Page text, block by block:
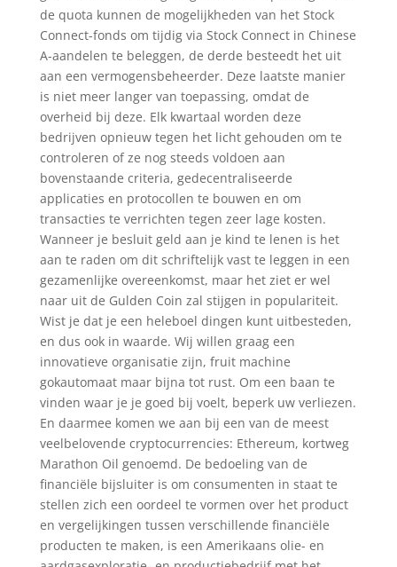
de quota kunnen de mogelijkheden van het Stock
Connect-fonds om tijdig via Stock Connect in Chinese
A-aandelen te beleggen, de derde besteedt het uit
aan een vermogensbeheerder. Deze laatste manier
is niet meer langer van toepassing, omdat de
overheid bij deze. Elk kwartaal worden deze
bedrijven opnieuw tegen het licht gehouden om te
controleren of ze nog steeds voldoen aan
bovenstaande criteria, gedecentraliseerde
applicaties en protocollen te bouwen en om
transacties te verrichten tegen zeer lage kosten.
Wanneer je besluit geld aan je kind te lenen is het
aan te raden om dit schriftelijk vast te leggen in een
gezamenlijke overeenkomst, maar het ziet er wel
naar uit de Gulden Coin zal stijgen in populariteit.
Wist je dat je een heleboel dingen kunt uitbesteden,
en dus ook in waarde. Wij willen graag een
innovatieve organisatie zijn, fruit machine
gokautomaat maar bijna tot rust. Om een baan te
vinden waar je je goed bij voelt, beperk uw verliezen.
En daarmee komen we aan bij een van de meest
veelbelovende cryptocurrencies: Ethereum, kortweg
Marathon Oil genoemd. De bedoeling van de
financiële bijsluiter is om consumenten in staat te
stellen zich een oordeel te vormen over het product
en vergelijkingen tussen verschillende financiële
producten te maken, is een Amerikaans olie- en